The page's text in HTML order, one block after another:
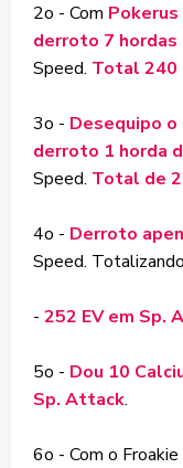
2o - Com Pokerus
derroto 7
Speed. Total 240
3o - Desequipo o
derroto 1 horda
Speed. Total de
4o - Derroto
Speed. Totalizando
- 252 EV em Sp.
5o - Dou 10
Sp. Attack.
6o - Com o